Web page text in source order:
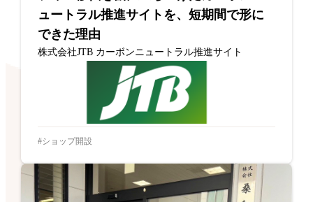
ュートラル推進サイトを、短期間で形に
できた理由
株式会社JTB カーボンニュートラル推進サイト
ショップ開設